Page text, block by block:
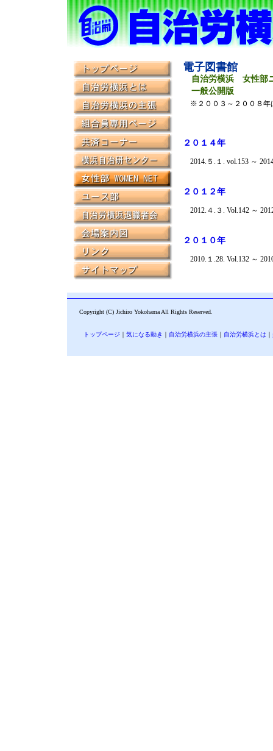
電子図書館
自治労横浜 女性部
一般公開版
※２００３～２００８年
２０１４年
2014.５.１. vol.153 ～
２０１２年
2012.４.３. Vol.142 ～
２０１０年
2010.１.28. Vol.132 ～
Copyright (C) Jichiro Yokohama All Rights Reserved.
トップページ ｜ 気になる動き ｜ 自治労横浜の主張 ｜ 自治労横浜とは ｜